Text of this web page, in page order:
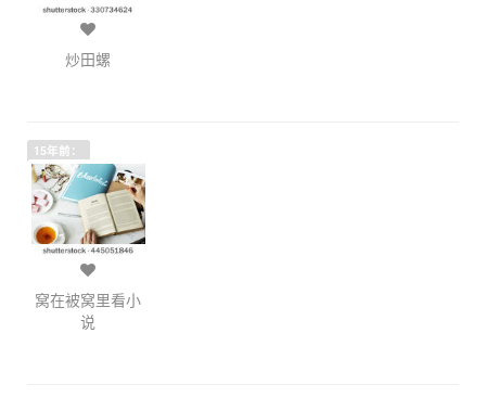
炒田螺
15年前：
窝在被窝里看小
说